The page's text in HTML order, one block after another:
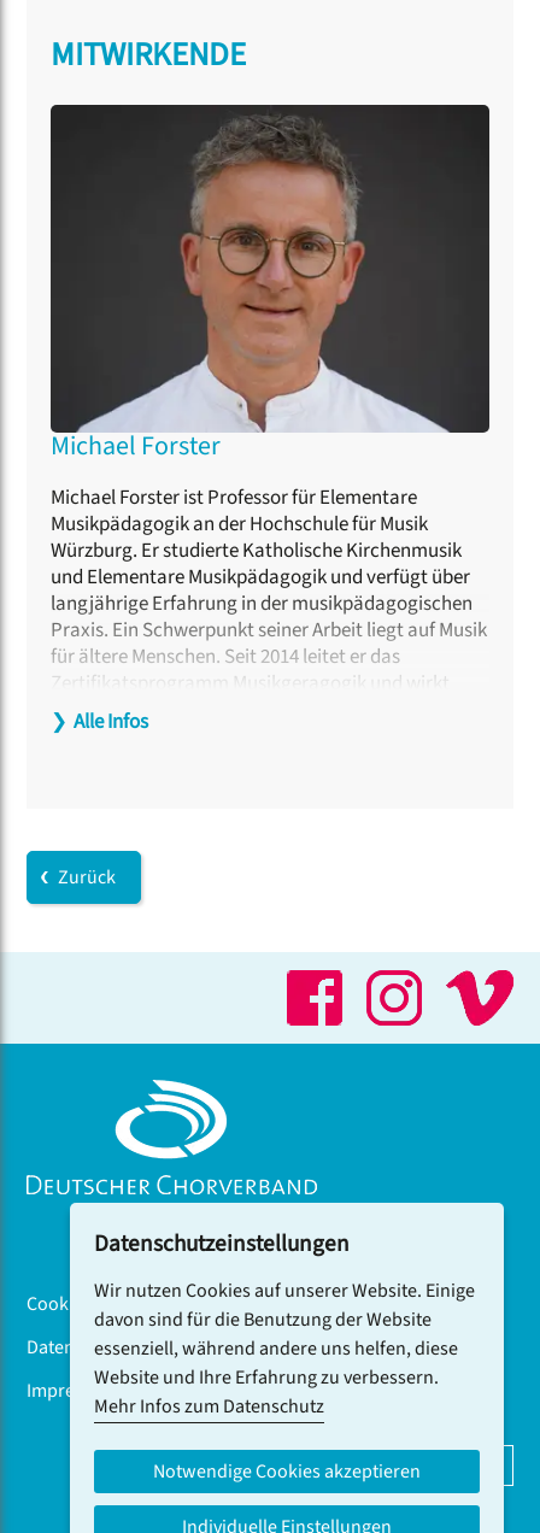
MITWIRKENDE
Michael Forster
Michael Forster ist Professor für Elementare
Musikpädagogik an der Hochschule für Musik
Würzburg. Er studierte Katholische Kirchenmusik
und Elementare Musikpädagogik und verfügt über
langjährige Erfahrung in der musikpädagogischen
Praxis. Ein Schwerpunkt seiner Arbeit liegt auf Musik
für ältere Menschen. Seit 2014 leitet er das
Zertifikatsprogramm Musikgeragogik und wirkt
regelmäßig bei Fortbildungen und
Fachveranstaltungen mit. Außerdem kooperiert er
❯ Alle Infos
Zurück
Cookiebanner
Datenschutz
Impressum
DCV-NEWSLETTER ABONNIEREN
Datenschutzeinstellungen
Wir nutzen Cookies auf unserer Website. Einige
davon sind für die Benutzung der Website
essenziell, während andere uns helfen, diese
Website und Ihre Erfahrung zu verbessern.
Mehr Infos zum Datenschutz
Notwendige Cookies akzeptieren
Individuelle Einstellungen